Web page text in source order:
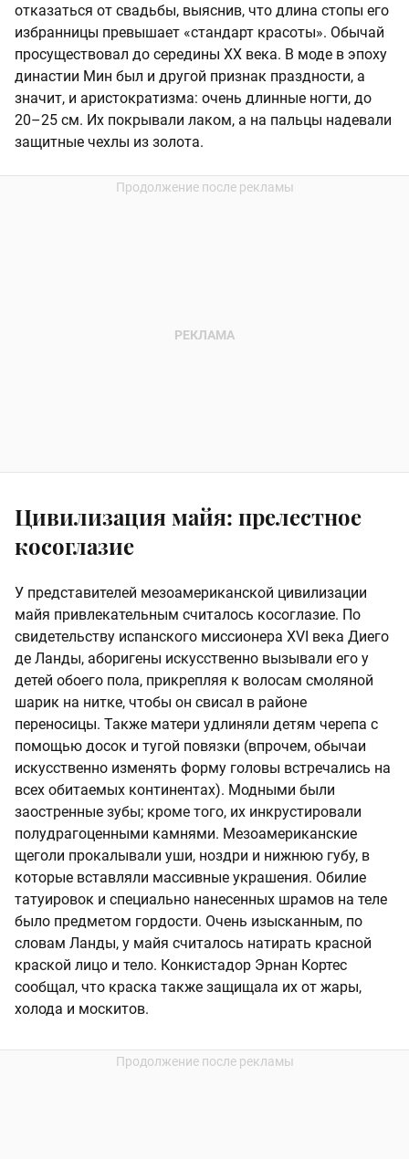
отказаться от свадьбы, выяснив, что длина стопы его
избранницы превышает «стандарт красоты». Обычай
просуществовал до середины XX века. В моде в эпоху
династии Мин был и другой признак праздности, а
значит, и аристократизма: очень длинные ногти, до
20–25 см. Их покрывали лаком, а на пальцы надевали
защитные чехлы из золота.
Цивилизация майя: прелестное
косоглазие
У представителей мезоамериканской цивилизации
майя привлекательным считалось косоглазие. По
свидетельству испанского миссионера XVI века Диего
де Ланды, аборигены искусственно вызывали его у
детей обоего пола, прикрепляя к волосам смоляной
шарик на нитке, чтобы он свисал в районе
переносицы. Также матери удлиняли детям черепа с
помощью досок и тугой повязки (впрочем, обычаи
искусственно изменять форму головы встречались на
всех обитаемых континентах). Модными были
заостренные зубы; кроме того, их инкрустировали
полудрагоценными камнями. Мезоамериканские
щеголи прокалывали уши, ноздри и нижнюю губу, в
которые вставляли массивные украшения. Обилие
татуи­ровок и специально нанесенных шрамов на теле
было предметом гордости. Очень изысканным, по
словам Ланды, у майя считалось натирать красной
краской лицо и тело. Конкистадор Эрнан Кортес
сообщал, что краска также защищала их от жары,
холода и москитов.